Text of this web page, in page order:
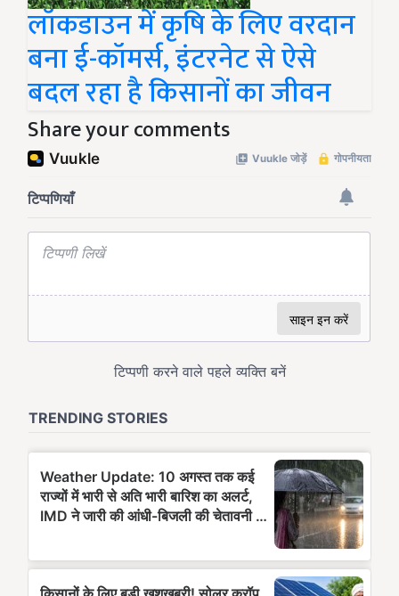
लॉकडाउन में कृषि के लिए वरदान
बना ई-कॉमर्स, इंटरनेट से ऐसे
बदल रहा है किसानों का जीवन
Share your comments